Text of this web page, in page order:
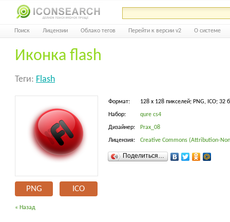
Поиск Лицензии Облако тегов Перейти к версии v2 О системе
Иконка flash
Теги: Flash
PNG ICO
Формат: 128 x 128 пикселей; PNG, ICO; 32
Набор: qure cs4
Дизайнер: Prax_08
Лицензия: Creative Commons (Attribution-
Поделиться…
« Назад